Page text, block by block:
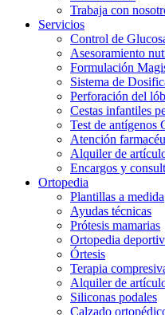
Trabaja con
Servicios
Control de
Asesoramiento
Formulación
Sistema de
Perforación del
Cestas infantiles
Test de
Atención
Alquiler de
Encargos y
Ortopedia
Plantillas a medida
Ayudas técnicas
Prótesis mamarias
Ortopedia
Órtesis
Terapia
Alquiler de
Siliconas podales
Calzado